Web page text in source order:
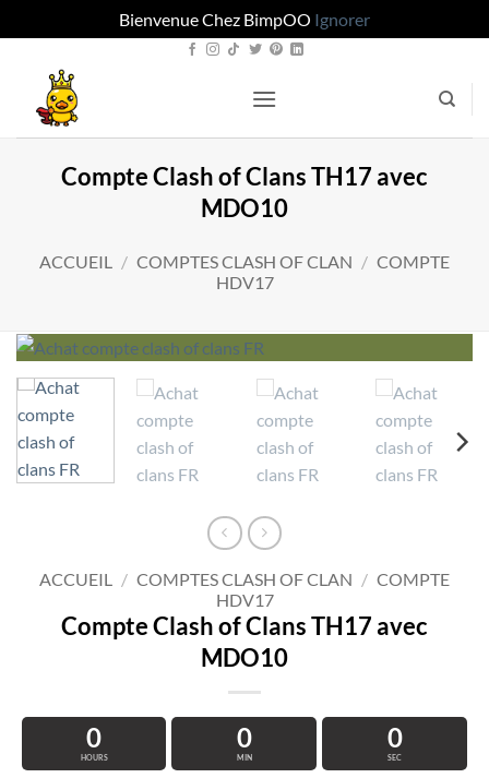
Bienvenue Chez BimpOO Ignorer
contenu
Compte Clash of Clans TH17 avec
MDO10
ACCUEIL / COMPTES CLASH OF CLAN / COMPTE
HDV17
ACCUEIL / COMPTES CLASH OF CLAN / COMPTE
HDV17
Compte Clash of Clans TH17 avec
MDO10
0
HOURS
0
MIN
0
SEC